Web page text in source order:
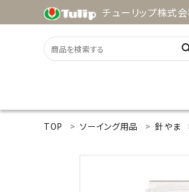
チューリップ株式
ACCOUNT MENU
TOP ソーイング用品 針やま